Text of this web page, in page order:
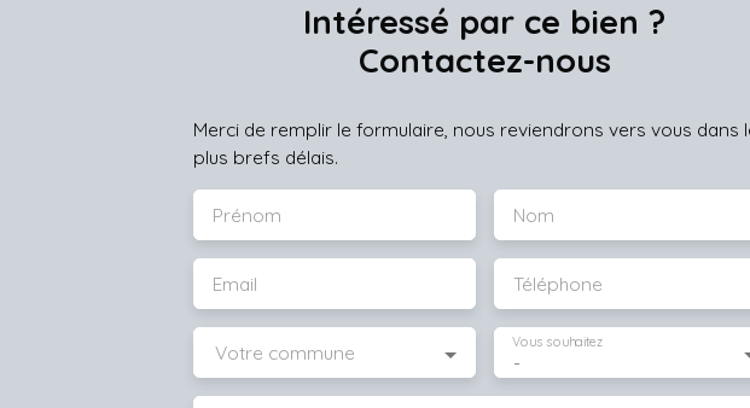
Intéressé par ce bien ?
Contactez-nous
Merci de remplir le formulaire, nous reviendrons vers vous dans
plus brefs délais.
Prénom Nom
Email Téléphone
Votre commune -
Vous souhaitez